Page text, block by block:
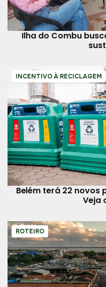
Ilha do Combu
INCENTIVO À RECICLAGEM
Belém terá 22 novos
Veja
ROTEIRO